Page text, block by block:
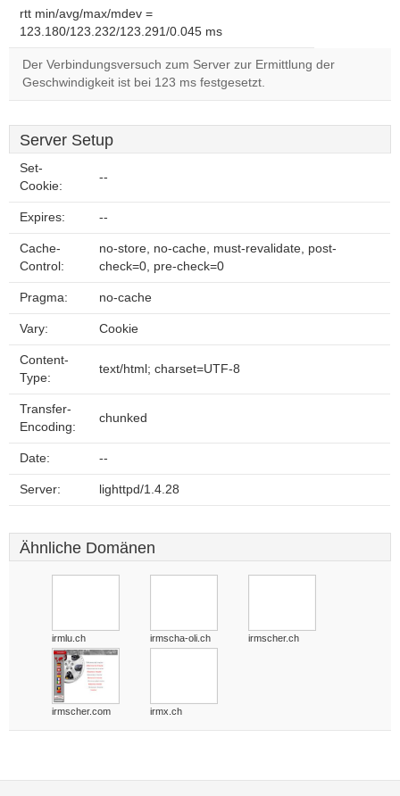
rtt min/avg/max/mdev =
123.180/123.232/123.291/0.045 ms
Der Verbindungsversuch zum Server zur Ermittlung der
Geschwindigkeit ist bei 123 ms festgesetzt.
Server Setup
Set-
Cookie:
--
Expires: --
Cache-
Control:
no-store, no-cache, must-revalidate, post-
check=0, pre-check=0
Pragma: no-cache
Vary: Cookie
Content-
Type:
text/html; charset=UTF-8
Transfer-
Encoding:
chunked
Date: --
Server: lighttpd/1.4.28
Ähnliche Domänen
irmlu.ch irmscha-oli.ch irmscher.ch
irmscher.com irmx.ch